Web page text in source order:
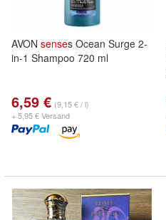
AVON senses Ocean Surge 2-
in-1 Shampoo 720 ml
6,59 € (9,15 € / l)
+ 5,95 € Versand